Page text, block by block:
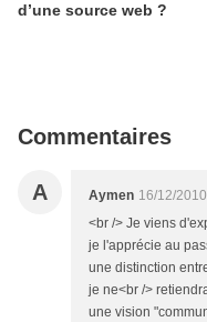
d’une source web ?
Commentaires
A Aymen 16/12/
<br /> Je viens
je l'apprécie au
une distinction
je ne<br />
une vision